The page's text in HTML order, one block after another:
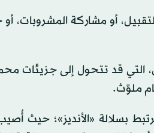
أو مشاركة المشروبات،
التي قد تتحول إلى جزيئات
ملوَّث.
بسلالة «الأنديز»؛ حيث